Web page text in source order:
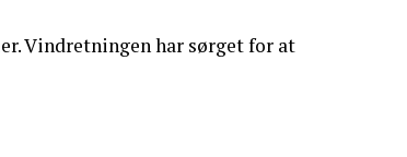
Vindretningen har sørget for at